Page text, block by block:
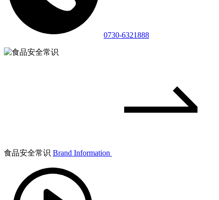
0730-6321888
食品安全常识 Brand Information